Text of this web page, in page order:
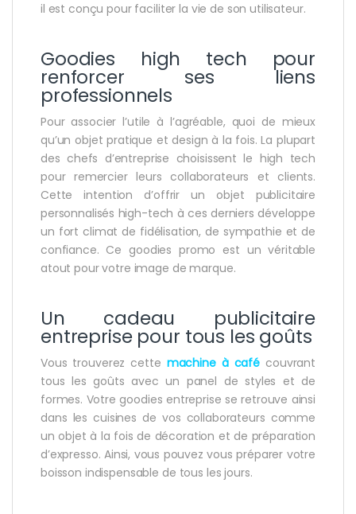
il est conçu pour faciliter la vie de son utilisateur.
Goodies high tech pour
renforcer ses liens
professionnels
Pour associer l’utile à l’agréable, quoi de mieux
qu’un objet pratique et design à la fois. La plupart
des chefs d’entreprise choisissent le high tech
pour remercier leurs collaborateurs et clients.
Cette intention d’offrir un objet publicitaire
personnalisés high-tech à ces derniers développe
un fort climat de fidélisation, de sympathie et de
confiance. Ce goodies promo est un véritable
atout pour votre image de marque.
Un cadeau publicitaire
entreprise pour tous les goûts
Vous trouverez cette machine à café couvrant
tous les goûts avec un panel de styles et de
formes. Votre goodies entreprise se retrouve ainsi
dans les cuisines de vos collaborateurs comme
un objet à la fois de décoration et de préparation
d’expresso. Ainsi, vous pouvez vous préparer votre
boisson indispensable de tous les jours.